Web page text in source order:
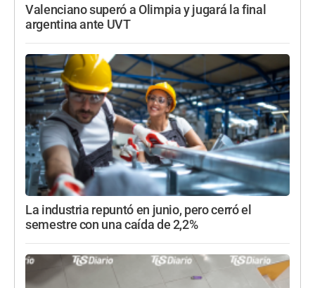
Valenciano superó a Olimpia y jugará la final
argentina ante UVT
La industria repuntó en junio, pero cerró el
semestre con una caída de 2,2%